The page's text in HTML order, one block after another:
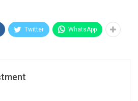
Twitter WhatsApp